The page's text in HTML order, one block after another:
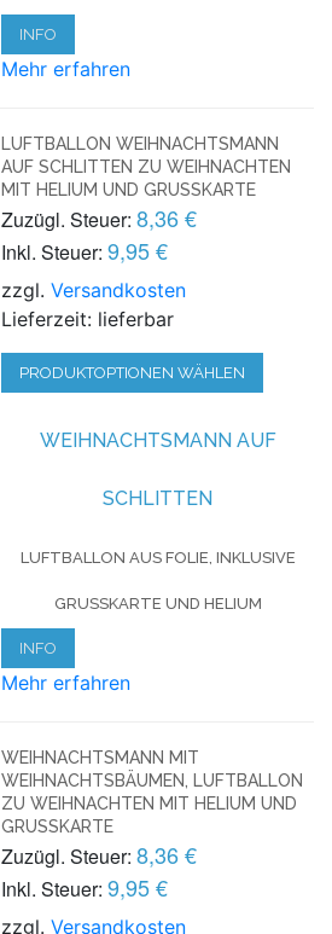
INFO
Mehr erfahren
LUFTBALLON WEIHNACHTSMANN
AUF SCHLITTEN ZU WEIHNACHTEN
MIT HELIUM UND GRUSSKARTE
Zuzügl. Steuer: 8,36 €
Inkl. Steuer: 9,95 €
zzgl.Versandkosten
Lieferzeit: lieferbar
PRODUKTOPTIONEN WÄHLEN
WEIHNACHTSMANN AUF
SCHLITTEN
LUFTBALLON AUS FOLIE, INKLUSIVE
GRUSSKARTE UND HELIUM
INFO
Mehr erfahren
WEIHNACHTSMANN MIT
WEIHNACHTSBÄUMEN, LUFTBALLON
ZU WEIHNACHTEN MIT HELIUM UND
GRUSSKARTE
Zuzügl. Steuer: 8,36 €
Inkl. Steuer: 9,95 €
zzgl.Versandkosten